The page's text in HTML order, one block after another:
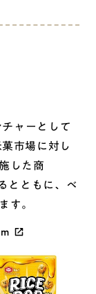
ャーとして
市場に対し
した商
とともに、ベ
す。